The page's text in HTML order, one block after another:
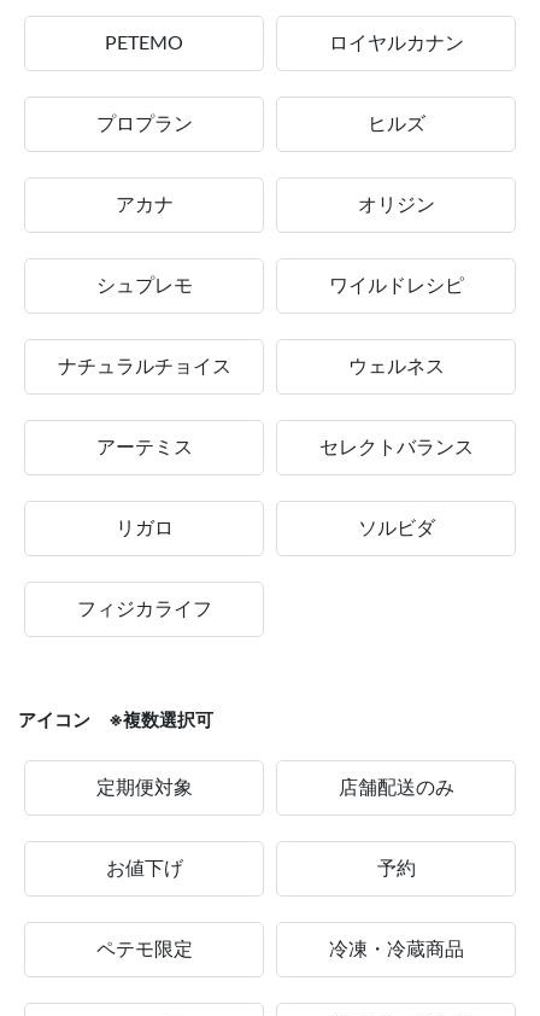
PETEMO ロイヤルカナン
プロプラン ヒルズ
アカナ オリジン
シュプレモ ワイルドレシピ
ナチュラルチョイス ウェルネス
アーテミス セレクトバランス
リガロ ソルビダ
フィジカライフ
アイコン ※複数選択可
定期便対象 店舗配送のみ
お値下げ 予約
ペテモ限定 冷凍・冷蔵商品